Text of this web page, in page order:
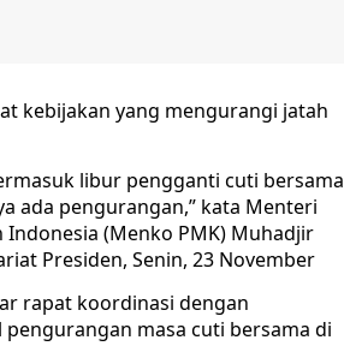
kebijakan yang mengurangi jatah
libur pengganti cuti bersama
ada pengurangan,” kata Menteri
(Menko PMK) Muhadjir
Presiden, Senin, 23 November
rapat koordinasi dengan
masa cuti bersama di